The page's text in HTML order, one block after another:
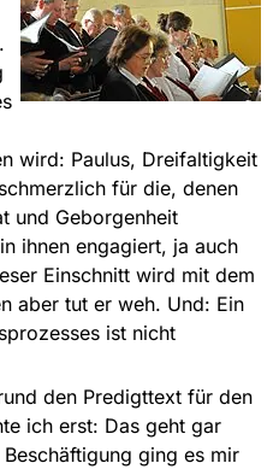
wird: Paulus, Dreifaltigkeit
für die, denen
und Geborgenheit
ihnen engagiert, ja auch
Einschnitt wird mit dem
aber tut er weh. Und: Ein
ist nicht
den Predigttext für den
ich erst: Das geht gar
ging es mir